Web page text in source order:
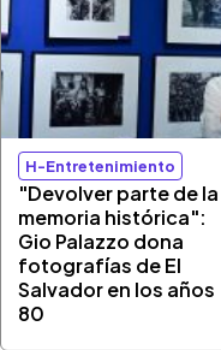
H-Entretenimiento
"Devolver parte de la
memoria histórica":
Gio Palazzo dona
fotografías de El
Salvador en los años
80